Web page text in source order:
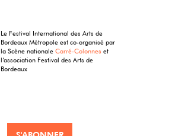
Le Festival International des Arts de
Bordeaux Métropole est co-organisé par
la Scène nationaleCarré-Colonnes et
l’association Festival des Arts de
Bordeaux